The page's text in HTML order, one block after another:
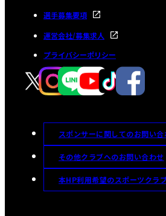
選手募集要項
運営会社/募集求人
プライバシーポリシー
スポンサーに関してのお問い合
その他クラブへのお問い合わせ
本HP利用希望のスポーツクラ